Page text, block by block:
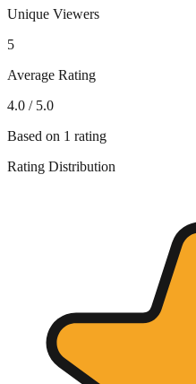
Unique Viewers
5
Average Rating
4.0 / 5.0
Based on 1 rating
Rating Distribution